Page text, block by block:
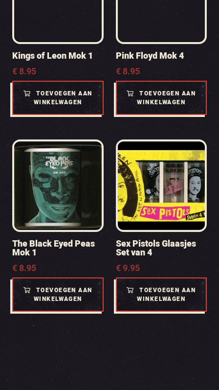
Kings of Leon Mok 1
€8.95
TOEVOEGEN AAN
WINKELWAGEN
Pink Floyd Mok 4
€8.95
TOEVOEGEN AAN
WINKELWAGEN
The Black Eyed Peas
Mok 1
€8.95
TOEVOEGEN AAN
WINKELWAGEN
Sex Pistols Glaasjes
Set van 4
€9.95
TOEVOEGEN AAN
WINKELWAGEN